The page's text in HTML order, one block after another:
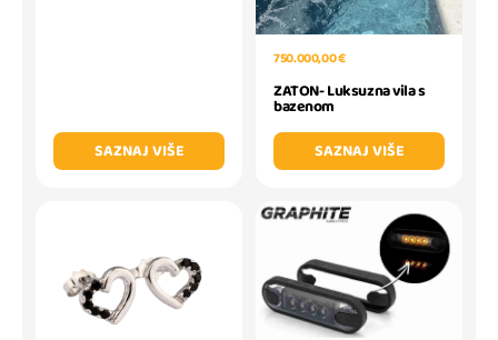
SAZNAJ VIŠE
750.000,00 €
ZATON- Luksuzna vila s
bazenom
SAZNAJ VIŠE